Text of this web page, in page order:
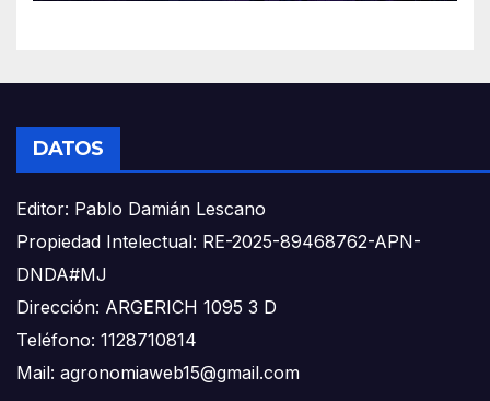
DATOS
Editor: Pablo Damián Lescano
Propiedad Intelectual: RE-2025-89468762-APN-
DNDA#MJ
Dirección: ARGERICH 1095 3 D
Teléfono: 1128710814
Mail: agronomiaweb15@gmail.com